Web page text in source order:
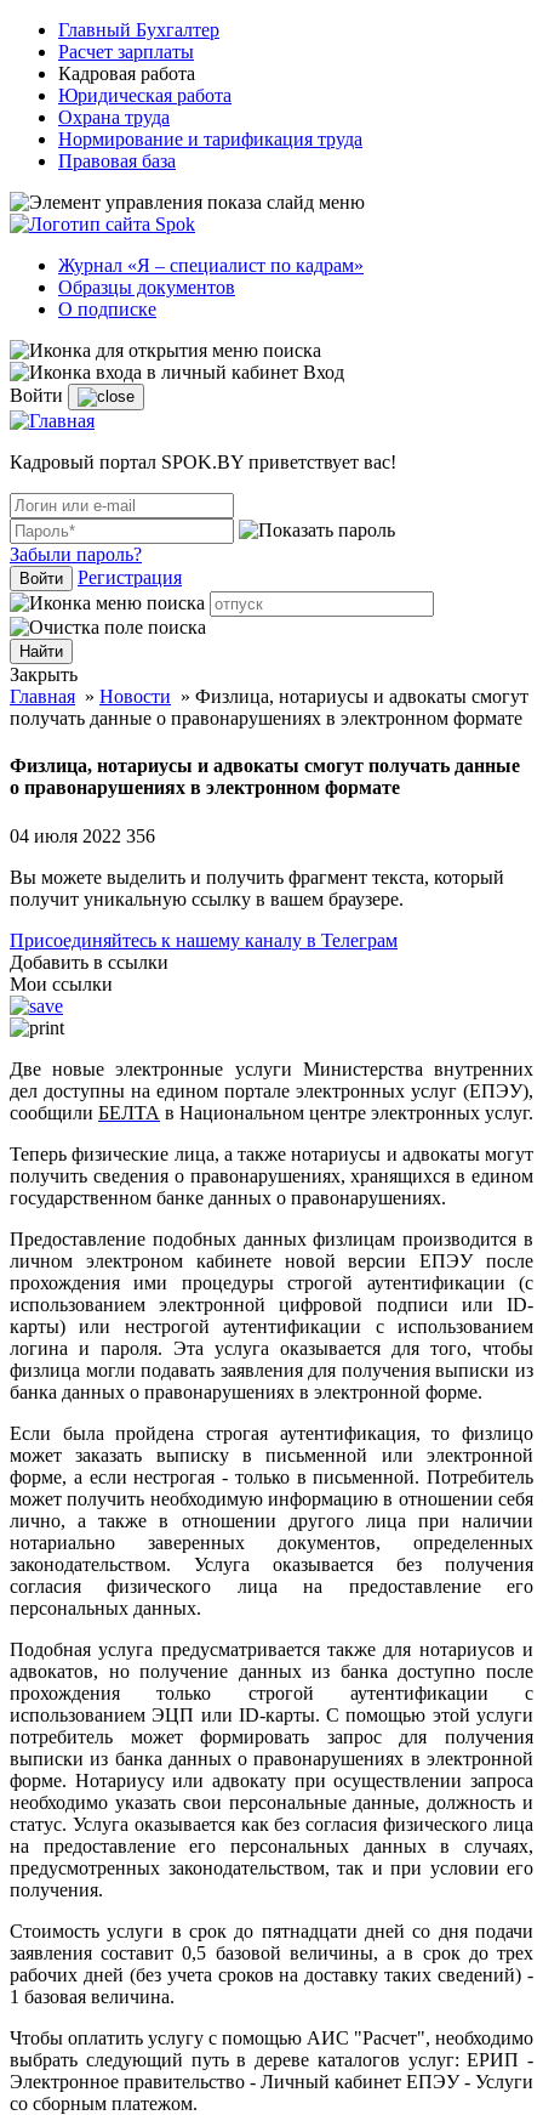
Главный Бухгалтер
Расчет зарплаты
Кадровая работа
Юридическая работа
Охрана труда
Нормирование и тарификация труда
Правовая база
Журнал «Я – специалист по кадрам»
Образцы документов
О подписке
Вход
Войти
Кадровый портал SPOK.BY приветствует вас!
Забыли пароль?
Войти Регистрация
Закрыть
Главная » Новости » Физлица, нотариусы и адвокаты смогут
получать данные о правонарушениях в электронном формате
Физлица, нотариусы и адвокаты смогут получать данные
о правонарушениях в электронном формате
04 июля 2022 356
Вы можете выделить и получить фрагмент текста, который
получит уникальную ссылку в вашем браузере.
Присоединяйтесь к нашему каналу в Телеграм
Добавить в ссылки
Мои ссылки
Две новые электронные услуги Министерства внутренних
дел доступны на едином портале электронных услуг (ЕПЭУ),
сообщили БЕЛТА в Национальном центре электронных услуг.
Теперь физические лица, а также нотариусы и адвокаты могут
получить сведения о правонарушениях, хранящихся в едином
государственном банке данных о правонарушениях.
Предоставление подобных данных физлицам производится в
личном электроном кабинете новой версии ЕПЭУ после
прохождения ими процедуры строгой аутентификации (с
использованием электронной цифровой подписи или ID-
карты) или нестрогой аутентификации с использованием
логина и пароля. Эта услуга оказывается для того, чтобы
физлица могли подавать заявления для получения выписки из
банка данных о правонарушениях в электронной форме.
Если была пройдена строгая аутентификация, то физлицо
может заказать выписку в письменной или электронной
форме, а если нестрогая - только в письменной. Потребитель
может получить необходимую информацию в отношении себя
лично, а также в отношении другого лица при наличии
нотариально заверенных документов, определенных
законодательством. Услуга оказывается без получения
согласия физического лица на предоставление его
персональных данных.
Подобная услуга предусматривается также для нотариусов и
адвокатов, но получение данных из банка доступно после
прохождения только строгой аутентификации с
использованием ЭЦП или ID-карты. С помощью этой услуги
потребитель может формировать запрос для получения
выписки из банка данных о правонарушениях в электронной
форме. Нотариусу или адвокату при осуществлении запроса
необходимо указать свои персональные данные, должность и
статус. Услуга оказывается как без согласия физического лица
на предоставление его персональных данных в случаях,
предусмотренных законодательством, так и при условии его
получения.
Стоимость услуги в срок до пятнадцати дней со дня подачи
заявления составит 0,5 базовой величины, а в срок до трех
рабочих дней (без учета сроков на доставку таких сведений) -
1 базовая величина.
Чтобы оплатить услугу с помощью АИС "Расчет", необходимо
выбрать следующий путь в дереве каталогов услуг: ЕРИП -
Электронное правительство - Личный кабинет ЕПЭУ - Услуги
со сборным платежом.